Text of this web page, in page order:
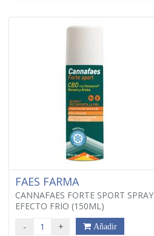
FAES FARMA
CANNAFAES FORTE SPORT SPRAY
EFECTO FRIO (150ML)
- + Añadir